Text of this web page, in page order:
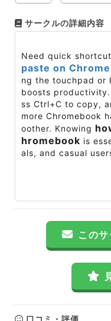
サークルの詳細内容
Need quick
paste on
ng the touchpad or
boosts
ss Ctrl+C to copy,
more Chromebook
oother. Knowing
hromebook is
als, and casual
この
口コミ・評価